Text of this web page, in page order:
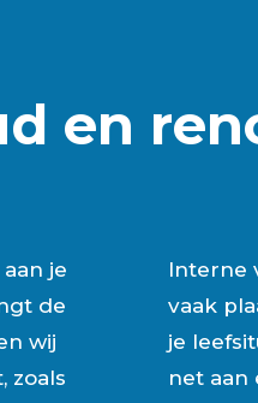
en
je
de
wij
zoals
Interne
vaak
je
net aan